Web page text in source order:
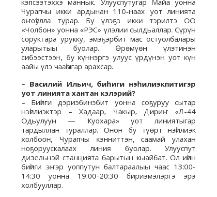
кэпсээтэххэ маннык. Улууспутугар Майа уонна
Чурапчы икки ардынан 110-наах уот линията
оҥоһулла турар. Бу үлэҕэ икки тэрилтэ ОО
«Чолбон» уонна «РЭС» үлэлии сылдьаллар. Сүрүн
соруктара урукку, эмэҕэрбит мас остуолбалары
уларытыы буолар. Өрөмүөн үлэтинэн
сибээстээн, бу күннэргэ улуус үрдүнэн уот күн
аайы үлэ чааһыгар арахсар.
– Василий Ильич, биһиги нэһилиэкпитигэр
уот линията хантан кэлэрий?
– Биһиги дэриэбинэбит уонна соҕуруу сытар
нэһилиэктэр – Хадаар, Чакыр, Дириҥ «Л-44
Одьулуун — Куохара» уот линиятыгар
тардыллан тураллар. Онон бу түөрт нэһилиэк
холбоон, Чурапчы кэнниттэн, саамай улахан
ноҕоруускалаах линия буолар. Улууспут
дизельнэй станцията барытын кыайбат. Ол иһин
биһиги эҥэр уоппутун балтараалыы чаас 13:00-
14:30 уонна 19:00-20:30 бириэмэлэргэ эрэ
холбууллар.